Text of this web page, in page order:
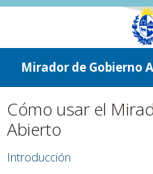
ir a contenido
ir al menú
Mirador de Gobierno
Cómo usar el
Abierto
Introducción